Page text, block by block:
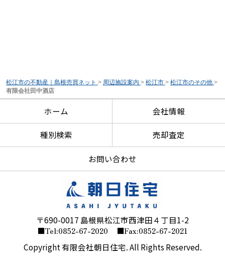
松江市の不動産｜島根売買ネット > 周辺施設案内 > 松江市 > 松江市のその他 >
有限会社田中酒店
ホーム 会社情報
種別検索 売却査定
お問い合わせ
〒690-0017 島根県松江市西津田４丁目1-2
■Tel:0852-67-2020 ■Fax:0852-67-2021
Copyright 有限会社朝日住宅. All Rights Reserved.